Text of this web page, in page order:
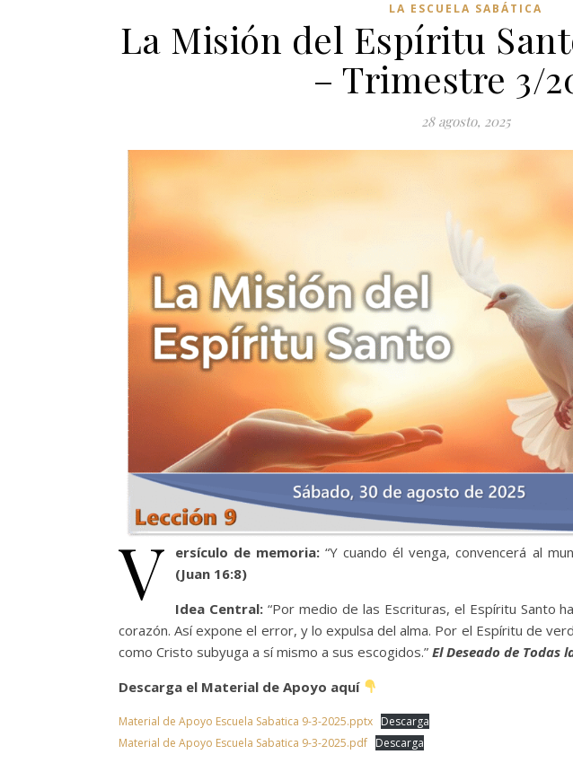
LA ESCUELA SABÁTICA
La Misión del Espíritu
– Trimestre 3/
28 agosto, 2025
V ersículo de memoria:“Y cuando él venga, convencerá al
(Juan 16:8)
Idea Central: “Por medio de las Escrituras, el Espíritu Santo
corazón. Así expone el error, y lo expulsa del alma. Por el Espíritu de
como Cristo subyuga a sí mismo a sus escogidos.” El Deseado de Todas
Descarga el Material de Apoyo aquí
Material de Apoyo Escuela Sabatica 9-3-2025.pptx Descarga
Material de Apoyo Escuela Sabatica 9-3-2025.pdf Descarga